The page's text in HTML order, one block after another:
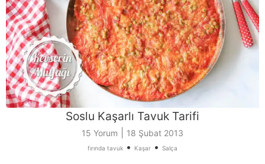
Soslu Kaşarlı Tavuk Tarifi
15 Yorum 18 Şubat 2013
fırında tavuk • Kaşar • Salça